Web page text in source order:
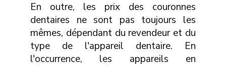
En outre, les prix des couronnes
dentaires ne sont pas toujours les
mêmes, dépendant du revendeur et du
type de l'appareil dentaire. En
l'occurrence, les appareils en